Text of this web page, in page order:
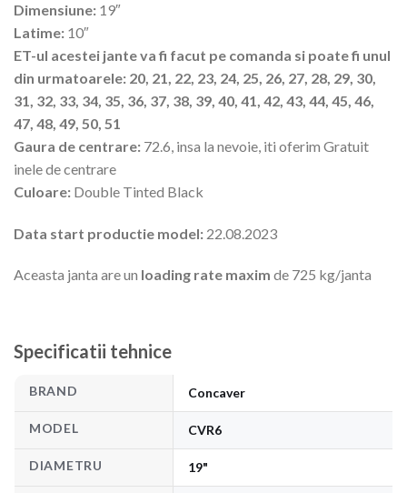
Dimensiune: 19″
Latime: 10″
ET-ul acestei jante va fi facut pe comanda si poate fi unul
din urmatoarele: 20, 21, 22, 23, 24, 25, 26, 27, 28, 29, 30,
31, 32, 33, 34, 35, 36, 37, 38, 39, 40, 41, 42, 43, 44, 45, 46,
47, 48, 49, 50, 51
Gaura de centrare: 72.6, insa la nevoie, iti oferim Gratuit
inele de centrare
Culoare: Double Tinted Black
Data start productie model: 22.08.2023
Aceasta janta are un loading rate maxim de 725 kg/janta
Specificatii tehnice
BRAND Concaver
MODEL CVR6
DIAMETRU 19"